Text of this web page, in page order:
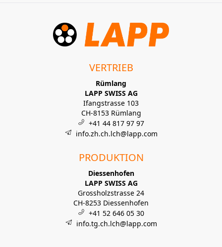
VERTRIEB
Rümlang
LAPP SWISS AG
Ifangstrasse 103
CH-8153 Rümlang
+41 44 817 97 97
info.zh.ch.lch@lapp.com
PRODUKTION
Diessenhofen
LAPP SWISS AG
Grossholzstrasse 24
CH-8253 Diessenhofen
+41 52 646 05 30
info.tg.ch.lch@lapp.com